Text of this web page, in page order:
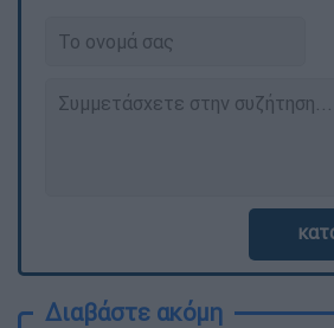
Διαβάστε ακόμη